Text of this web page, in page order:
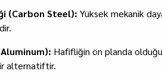
(Carbon Steel): Yüksek mekanik
Hafifliğin ön planda
alternatiftir.